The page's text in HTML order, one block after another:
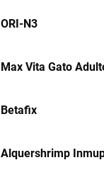
ORI-N3
Max Vita Gato
Betafix
Alquershrimp